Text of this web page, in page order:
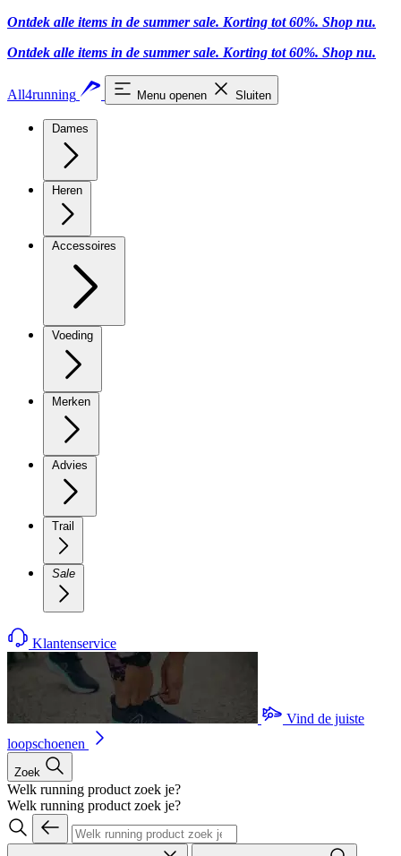
Ontdek alle items in de summer sale. Korting tot 60%. Shop nu.
Ontdek alle items in de summer sale. Korting tot 60%. Shop nu.
All4running Menu openen Sluiten
Dames
Heren
Accessoires
Voeding
Merken
Advies
Trail
Sale
Klantenservice
Vind de juiste
loopschoenen
Zoek
Welk running product zoek je?
Welk running product zoek je?